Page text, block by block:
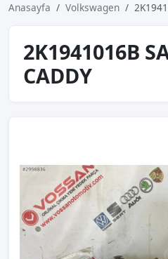
Anasayfa Volkswagen
2K1941016B
CADDY